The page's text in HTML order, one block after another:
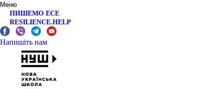
Меню
ПИШЕМО ЕСЕ
RESILIENCE.HELP
Напишіть нам